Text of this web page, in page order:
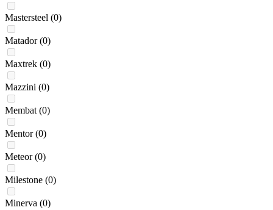
Mastersteel (0)
Matador (0)
Maxtrek (0)
Mazzini (0)
Membat (0)
Mentor (0)
Meteor (0)
Milestone (0)
Minerva (0)